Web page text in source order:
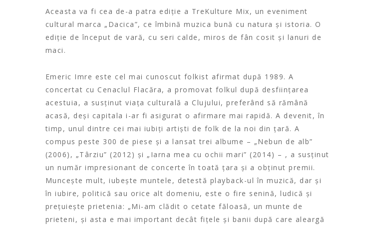
Aceasta va fi cea de-a patra ediție a TreKulture Mix, un eveniment
cultural marca „Dacica”, ce îmbină muzica bună cu natura și istoria. O
ediție de început de vară, cu seri calde, miros de fân cosit și lanuri de
maci.
Emeric Imre este cel mai cunoscut folkist afirmat după 1989. A
concertat cu Cenaclul Flacăra, a promovat folkul după desființarea
acestuia, a susținut viața culturală a Clujului, preferând să rămână
acasă, deși capitala i-ar fi asigurat o afirmare mai rapidă. A devenit, în
timp, unul dintre cei mai iubiți artiști de folk de la noi din țară. A
compus peste 300 de piese și a lansat trei albume – „Nebun de alb”
(2006), „Târziu” (2012) și „Iarna mea cu ochii mari” (2014) – , a susținut
un număr impresionant de concerte în toată țara și a obținut premii.
Muncește mult, iubește muntele, detestă playback-ul în muzică, dar și
în iubire, politică sau orice alt domeniu, este o fire senină, ludică și
prețuiește prietenia: „Mi-am clădit o cetate făloasă, un munte de
prieteni, și asta e mai important decât fițele și banii după care aleargă